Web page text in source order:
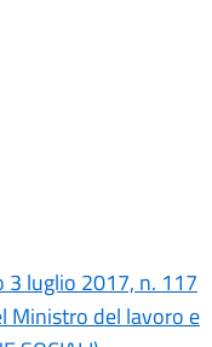
3 luglio 2017, n. 117
Ministro del lavoro e